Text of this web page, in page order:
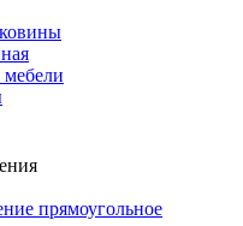
прямоугольное